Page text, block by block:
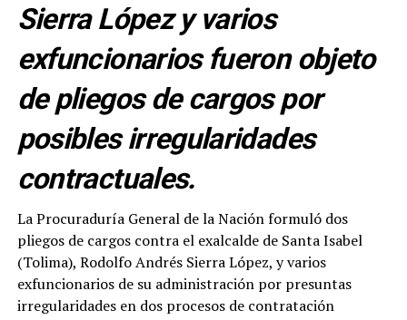
Sierra López y varios
exfuncionarios fueron objeto
de pliegos de cargos por
posibles irregularidades
contractuales.
La Procuraduría General de la Nación formuló dos
pliegos de cargos contra el exalcalde de Santa Isabel
(Tolima), Rodolfo Andrés Sierra López, y varios
exfuncionarios de su administración por presuntas
irregularidades en dos procesos de contratación